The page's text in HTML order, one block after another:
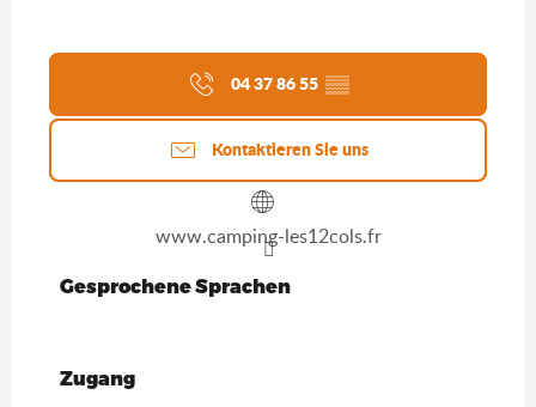
04 37 86 55 ▒▒
Kontaktieren Sie uns
www.camping-les12cols.fr
Gesprochene Sprachen
Gesprochene Sprachen
Zugang
Zugang